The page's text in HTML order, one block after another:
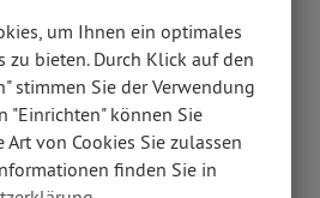
um Ihnen ein optimales
zu bieten. Durch Klick auf den
stimmen Sie der Verwendung
"Einrichten" können Sie
von Cookies Sie zulassen
finden Sie in